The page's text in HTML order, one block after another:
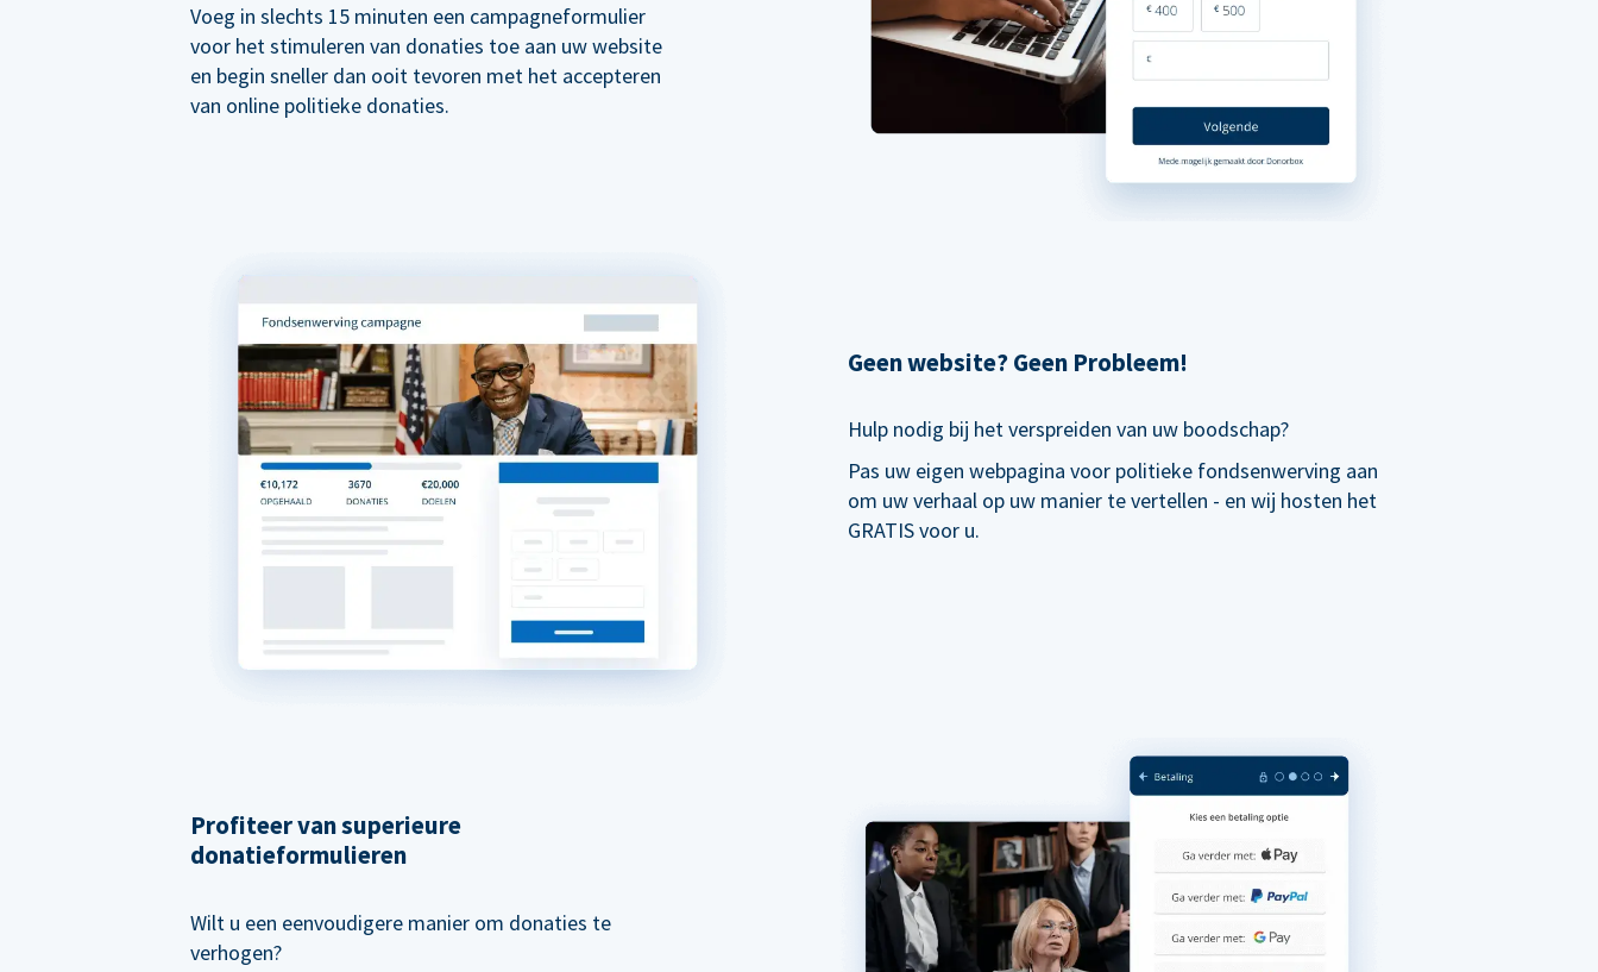
Voeg in slechts 15 minuten een campagneformulier
voor het stimuleren van donaties toe aan uw website
en begin sneller dan ooit tevoren met het accepteren
van online politieke donaties.
Geen website? Geen Probleem!
Hulp nodig bij het verspreiden van uw boodschap?
Pas uw eigen webpagina voor politieke fondsenwerving aan
om uw verhaal op uw manier te vertellen - en wij hosten het
GRATIS voor u.
Profiteer van superieure
donatieformulieren
Wilt u een eenvoudigere manier om donaties te
verhogen?